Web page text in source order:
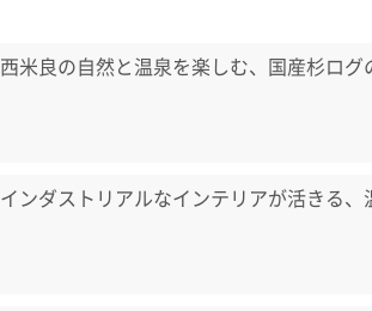
西米良の自然と温泉を楽しむ、国産杉ロ
インダストリアルなインテリアが活きる